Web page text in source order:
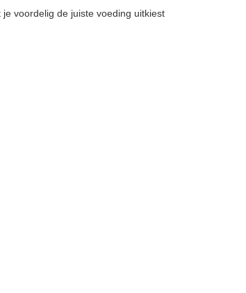
voordelig de juiste voeding uitkiest